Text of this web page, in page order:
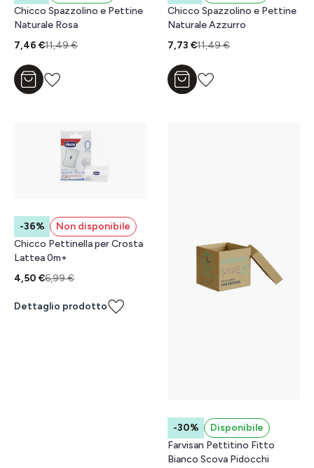
Chicco Spazzolino e Pettine
Naturale Rosa
7,46 €11,49 €
Aggiungi al carrello
Chicco Spazzolino e Pettine
Naturale Azzurro
7,73 €11,49 €
Aggiungi al carrello
-36%
Non disponibile
Chicco Pettinella per Crosta
Lattea 0m+
4,50 €6,99 €
Dettaglio prodotto
-30%
Disponibile
Farvisan Pettitino Fitto
Bianco Scova Pidocchi